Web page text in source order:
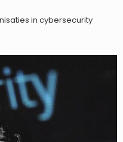
in cybersecurity